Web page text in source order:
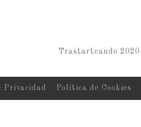
Trastarteando
Privacidad Política de Cookies